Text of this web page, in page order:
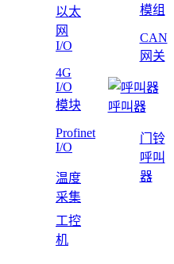
以太
网
I/O
4G
I/O
模块
Profinet
I/O
温度
采集
模组
CAN
网关
呼叫器
门铃
呼叫
器
工控
机